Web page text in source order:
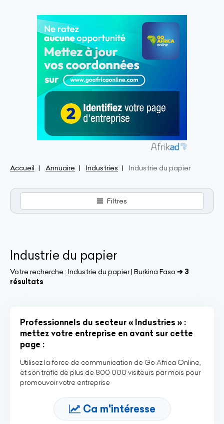
Accueil Annuaire Industries Industrie du papier
Filtres
Industrie du papier
Votre recherche : Industrie du papier | Burkina Faso ➔ 3
résultats
Professionnels du secteur « Industries » :
mettez votre entreprise en avant sur cette
page :
Utilisez la force de communication de Go Africa Online,
et son trafic de plus de 800 000 visiteurs par mois pour
promouvoir votre entreprise
Ca m'intéresse